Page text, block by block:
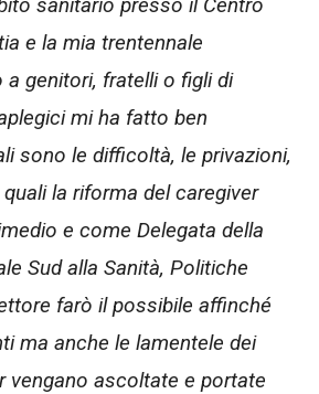
e la mia trentennale
a genitori, fratelli o figli di
mi ha fatto ben
sono le difficoltà, le privazioni,
la riforma del caregiver
e come Delegata della
Sud alla Sanità, Politiche
farò il possibile affinché
ma anche le lamentele dei
vengano ascoltate e portate